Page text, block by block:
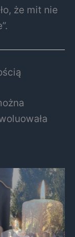
że mit nie